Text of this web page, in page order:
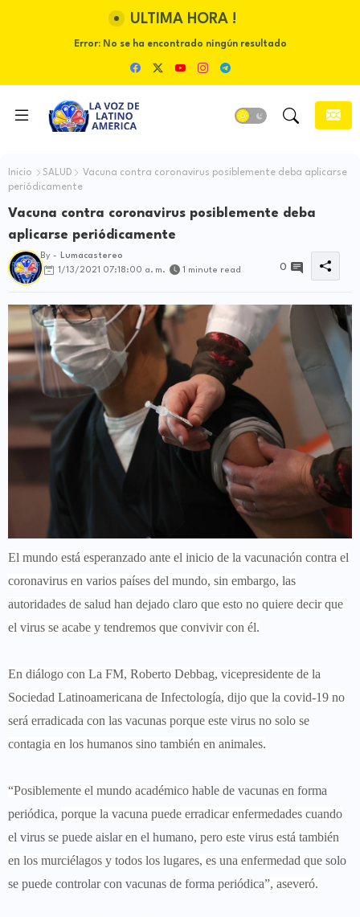
ULTIMA HORA !
Error:No se ha encontrado ningún resultado
Inicio SALUD
Vacuna contra coronavirus posiblemente deba aplicarse
periódicamente
Vacuna contra coronavirus posiblemente deba
aplicarse periódicamente
By -
Lumacastereo
1/13/2021 07:18:00 a. m.
1 minute read 0
El mundo está esperanzado ante el inicio de la vacunación contra el
coronavirus en varios países del mundo, sin embargo, las
autoridades de salud han dejado claro que esto no quiere decir que
el virus se acabe y tendremos que convivir con él.
En diálogo con La FM, Roberto Debbag, vicepresidente de la
Sociedad Latinoamericana de Infectología, dijo que la covid-19 no
será erradicada con las vacunas porque este virus no solo se
contagia en los humanos sino también en animales.
“Posiblemente el mundo académico hable de vacunas en forma
periódica, porque la vacuna puede erradicar enfermedades cuando
el virus se puede aislar en el humano, pero este virus está también
en los murciélagos y todos los lugares, es una enfermedad que solo
se puede controlar con vacunas de forma periódica”, aseveró.